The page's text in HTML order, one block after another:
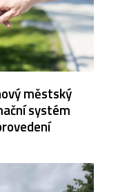
městský
systém